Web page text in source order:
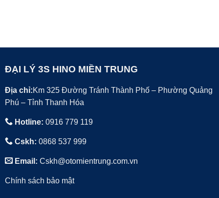
ĐẠI LÝ 3S HINO MIỀN TRUNG
Địa chỉ:Km 325 Đường Tránh Thành Phố – Phường Quảng
Phú – Tỉnh Thanh Hóa
Hotline: 0916 779 119
Cskh: 0868 537 999
Email: Cskh@otomientrung.com.vn
Chính sách bảo mật